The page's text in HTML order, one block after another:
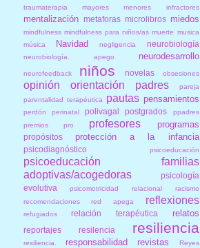
traumaterapia
mayores menores infractores
mentalización metaforas microlibros miedos
mindfulness mindfulness para niños/as muerte musica
música
Navidad negligencia neurobiología
neurobiología. apego neurodesarrollo
neurofeedback niños novelas obsesiones
opinión orientación padres
pareja
parentalidad terapéutica
pautas pensamientos
perdón perinatal polivagal postgrados
ppadres
premios
pro profesores programas
propósitos protección a la infancia
psicodiagnóstico psicoeducación
psicoeducación familias
adoptivas/acogedoras
psicología
evolutiva
psicomotricidad relacional
racismo
recomendaciones
red apega reflexiones
refugiados relación terapéutica relatos
reportajes resilencia resiliencia
resiliencia. responsabilidad revistas
Reyes